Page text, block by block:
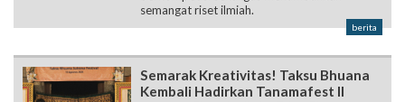
semangat riset ilmiah.
berita
Semarak Kreativitas! Taksu Bhuana
Kembali Hadirkan Tanamafest II